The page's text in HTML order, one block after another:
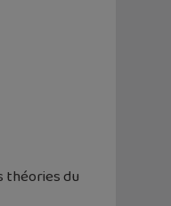
théories du